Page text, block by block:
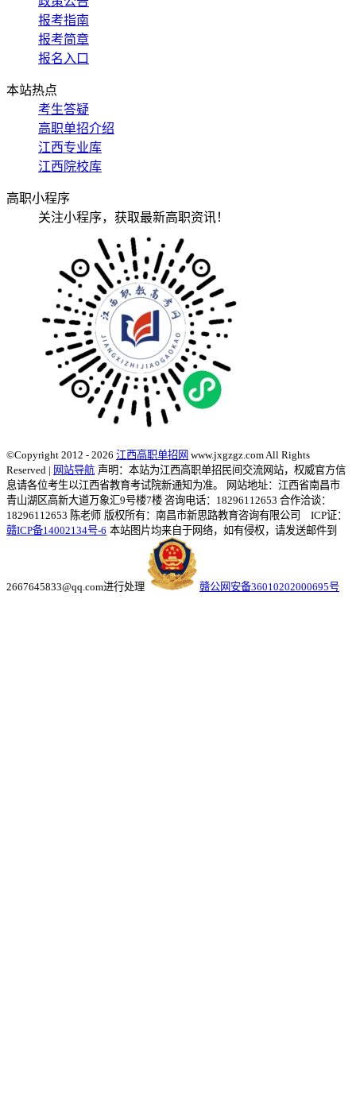
报考指南
报考简章
报名入口
本站热点
考生答疑
高职单招介绍
江西专业库
江西院校库
高职小程序
关注小程序，获取最新高职资讯！
©Copyright 2012 - 2026 江西高职单招网 www.jxgzgz.com All Rights
Reserved | 网站导航 声明：本站为江西高职单招民间交流网站，权威官方信
息请各位考生以江西省教育考试院新通知为准。
网站地址：江西省南昌市
青山湖区高新大道万象汇9号楼7楼 咨询电话：18296112653 合作洽谈：
18296112653 陈老师 版权所有：南昌市新思路教育咨询有限公司 ICP证：
赣ICP备14002134号-6 本站图片均来自于网络，如有侵权，请发送邮件到
2667645833@qq.com进行处理 赣公网安备36010202000695号